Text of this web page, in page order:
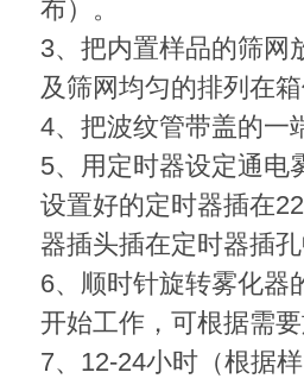
布）。
3、把内置样品的筛网
及筛网均匀的排列在
4、把波纹管带盖的一
5、用定时器设定通电
设置好的定时器插在
器插头插在定时器插
6、顺时针旋转雾化器
开始工作，可根据需
7、12-24小时（根据